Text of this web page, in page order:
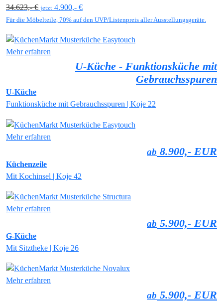
34.623,- € jetzt 4.900,- €
Für die Möbelteile, 70% auf den UVP/Listenpreis aller Ausstellungsgeräte.
Mehr erfahren
U-Küche - Funktionsküche mit
Gebrauchsspuren
U-Küche
Funktionsküche mit Gebrauchsspuren | Koje 22
Mehr erfahren
ab 8.900,- EUR
Küchenzeile
Mit Kochinsel | Koje 42
Mehr erfahren
ab 5.900,- EUR
G-Küche
Mit Sitztheke | Koje 26
Mehr erfahren
ab 5.900,- EUR